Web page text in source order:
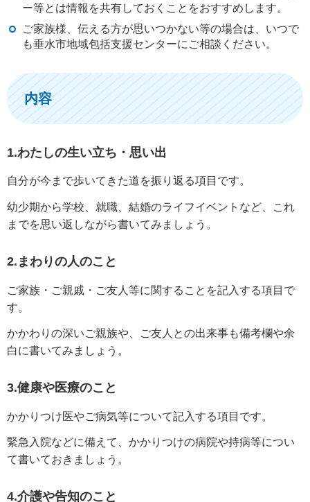
ー等とは情報を共有しておくことをおすすめします。
ご家族様、伝える方が思いつかない等の場合は、いつで
も垂水市地域包括支援センターにご相談ください。
内容
1.わたしの生い立ち・思い出
自分が今まで歩いてきた道を振り返る項目です。
幼少期から学校、就職、結婚のライフイベントなど、これ
までを思い返しながら書いてみましょう。
2.まわりの人のこと
ご家族・ご親戚・ご友人等に関することを記入する項目で
す。
かかわりの深いご親族や、ご友人との出来事も備考欄や余
白に書いてみましょう。
3.健康や医療のこと
かかりつけ医やご病気等について記入する項目です。
緊急入院などに備えて、かかりつけの病院や持病等につい
て書いておきましょう。
4.介護や告知のこと